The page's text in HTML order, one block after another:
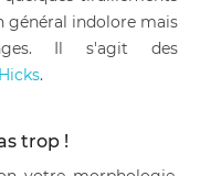
général indolore mais
Il s'agit des
.
trop !